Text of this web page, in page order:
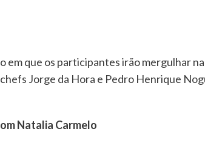
em que os participantes irão mergulhar
Jorge da Hora e Pedro Henrique
Natalia Carmelo